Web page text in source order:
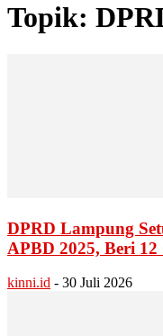
Topik:
DPRD Lampung
APBD 2025, Beri
kinni.id - 30 Juli 2026